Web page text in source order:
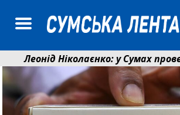
Леонід Ніколаєнко: у Сумах
Лікарня Святого Пантелеймона